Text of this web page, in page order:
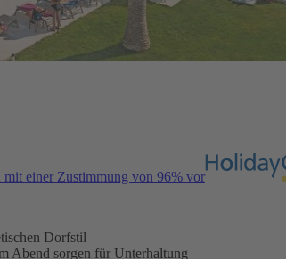
einer Zustimmung von 96% vor
Dorfstil
Abend sorgen für Unterhaltung